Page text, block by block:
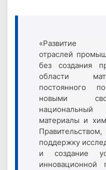
«Развитие
отраслей
без создания
области
постоянного
новыми
материалы и
поддержку
и создание
инновационной